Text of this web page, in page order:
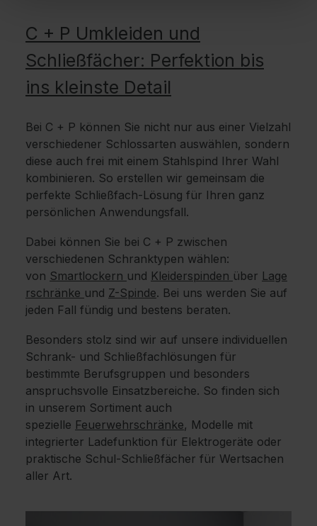
C + P Umkleiden und
Schließfächer: Perfektion bis
ins kleinste Detail
Bei C + P können Sie nicht nur aus einer Vielzahl
verschiedener Schlossarten auswählen, sondern
diese auch frei mit einem Stahlspind Ihrer Wahl
kombinieren. So erstellen wir gemeinsam die
perfekte Schließfach-Lösung für Ihren ganz
persönlichen Anwendungsfall.
Dabei können Sie bei C + P zwischen
verschiedenen Schranktypen wählen:
von Smartlockern und Kleiderspinden über Lage
rschränke und Z-Spinde. Bei uns werden Sie auf
jeden Fall fündig und bestens beraten.
Besonders stolz sind wir auf unsere individuellen
Schrank- und Schließfachlösungen für
bestimmte Berufsgruppen und besonders
anspruchsvolle Einsatzbereiche. So finden sich
in unserem Sortiment auch
spezielle Feuerwehrschränke, Modelle mit
integrierter Ladefunktion für Elektrogeräte oder
praktische Schul-Schließfächer für Wertsachen
aller Art.